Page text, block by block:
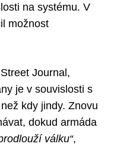
na systému. V
možnost
Journal,
je v souvislosti s
než kdy jindy. Znovu
dokud armáda
válku“,